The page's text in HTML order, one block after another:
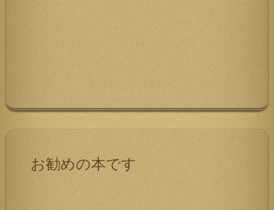
お勧めの本です